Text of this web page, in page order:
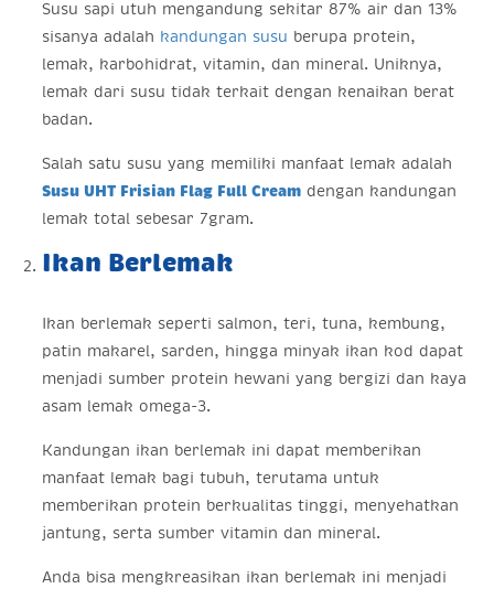
Susu sapi utuh mengandung sekitar 87% air dan 13%
sisanya adalah kandungan susu berupa protein,
lemak, karbohidrat, vitamin, dan mineral. Uniknya,
lemak dari susu tidak terkait dengan kenaikan berat
badan.
Salah satu susu yang memiliki manfaat lemak adalah
Susu UHT Frisian Flag Full Cream dengan kandungan
lemak total sebesar 7gram.
Ikan Berlemak
Ikan berlemak seperti salmon, teri, tuna, kembung,
patin makarel, sarden, hingga minyak ikan kod dapat
menjadi sumber protein hewani yang bergizi dan kaya
asam lemak omega-3.
Kandungan ikan berlemak ini dapat memberikan
manfaat lemak bagi tubuh, terutama untuk
memberikan protein berkualitas tinggi, menyehatkan
jantung, serta sumber vitamin dan mineral.
Anda bisa mengkreasikan ikan berlemak ini menjadi